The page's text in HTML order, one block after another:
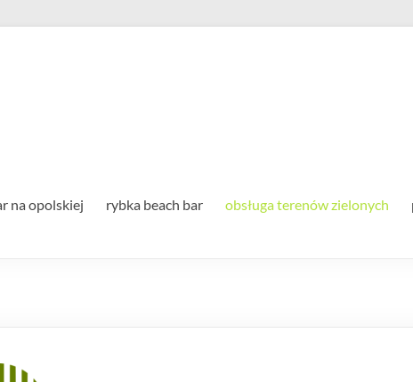
na opolskiej rybka beach bar obsługa terenów zielonych